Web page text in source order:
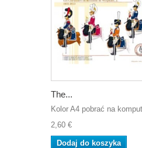
The...
Kolor A4 pobrać na
2,60 €
Dodaj do koszyka